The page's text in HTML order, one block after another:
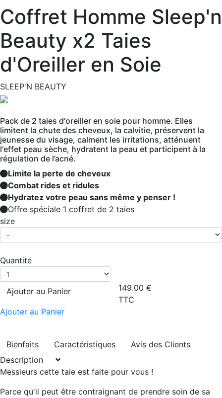
Coffret Homme Sleep'n
Beauty x2 Taies
d'Oreiller en Soie
SLEEP'N BEAUTY
Pack de 2 taies d'oreiller en soie pour homme. Elles
limitent la chute des cheveux, la calvitie, préservent la
jeunesse du visage, calment les irritations, atténuent
l'effet peau sèche, hydratent la peau et participent à la
régulation de l’acné.
Limite la perte de cheveux
Combat rides et ridules
Hydratez votre peau sans même y penser !
Offre spéciale 1 coffret de 2 taies
size
Quantité
Ajouter au Panier
Ajouter au Panier
149.00 €
TTC
Bienfaits Caractéristiques
Avis des Clients
Description
Messieurs cette taie est faite pour vous !
Parce qu'il peut être contraignant de prendre soin de sa